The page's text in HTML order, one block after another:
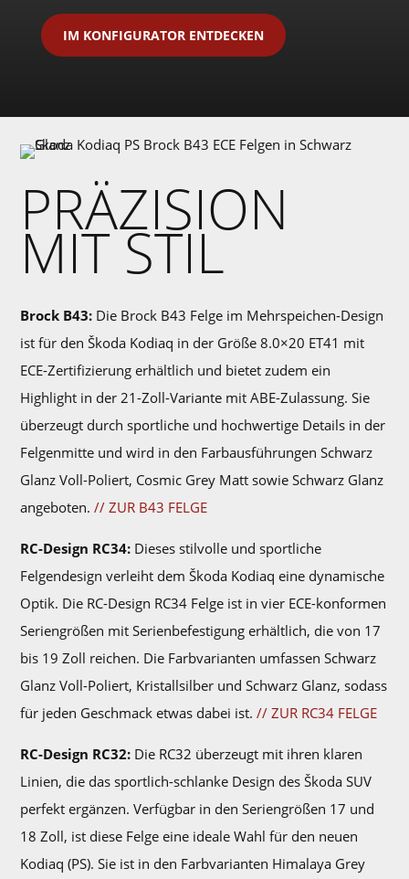
IM KONFIGURATOR ENTDECKEN
PRÄZISION
MIT STIL
Brock B43: Die Brock B43 Felge im Mehrspeichen-Design
ist für den Škoda Kodiaq in der Größe 8.0×20 ET41 mit
ECE-Zertifizierung erhältlich und bietet zudem ein
Highlight in der 21-Zoll-Variante mit ABE-Zulassung. Sie
überzeugt durch sportliche und hochwertige Details in der
Felgenmitte und wird in den Farbausführungen Schwarz
Glanz Voll-Poliert, Cosmic Grey Matt sowie Schwarz Glanz
angeboten.// ZUR B43 FELGE
RC-Design RC34: Dieses stilvolle und sportliche
Felgendesign verleiht dem Škoda Kodiaq eine dynamische
Optik. Die RC-Design RC34 Felge ist in vier ECE-konformen
Seriengrößen mit Serienbefestigung erhältlich, die von 17
bis 19 Zoll reichen. Die Farbvarianten umfassen Schwarz
Glanz Voll-Poliert, Kristallsilber und Schwarz Glanz, sodass
für jeden Geschmack etwas dabei ist.// ZUR RC34 FELGE
RC-Design RC32: Die RC32 überzeugt mit ihren klaren
Linien, die das sportlich-schlanke Design des Škoda SUV
perfekt ergänzen. Verfügbar in den Seriengrößen 17 und
18 Zoll, ist diese Felge eine ideale Wahl für den neuen
Kodiaq (PS). Sie ist in den Farbvarianten Himalaya Grey